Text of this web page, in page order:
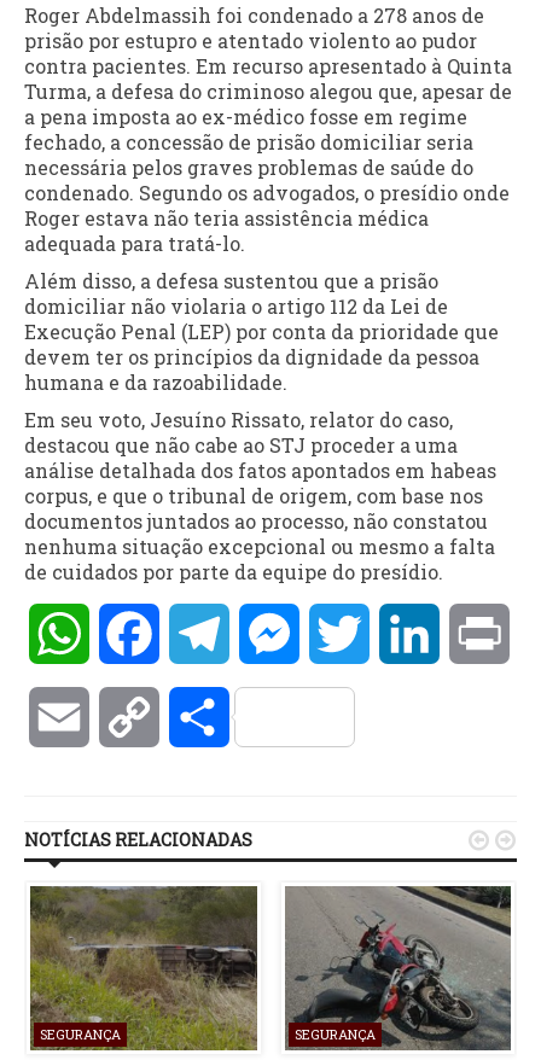
Roger Abdelmassih foi condenado a 278 anos de
prisão por estupro e atentado violento ao pudor
contra pacientes. Em recurso apresentado à Quinta
Turma, a defesa do criminoso alegou que, apesar de
a pena imposta ao ex-médico fosse em regime
fechado, a concessão de prisão domiciliar seria
necessária pelos graves problemas de saúde do
condenado. Segundo os advogados, o presídio onde
Roger estava não teria assistência médica
adequada para tratá-lo.
Além disso, a defesa sustentou que a prisão
domiciliar não violaria o artigo 112 da Lei de
Execução Penal (LEP) por conta da prioridade que
devem ter os princípios da dignidade da pessoa
humana e da razoabilidade.
Em seu voto, Jesuíno Rissato, relator do caso,
destacou que não cabe ao STJ proceder a uma
análise detalhada dos fatos apontados em habeas
corpus, e que o tribunal de origem, com base nos
documentos juntados ao processo, não constatou
nenhuma situação excepcional ou mesmo a falta
de cuidados por parte da equipe do presídio.
WhatsAppFacebookTelegramMessengerTwitter LinkedIn
Email Copy Compartilhar
NOTÍCIAS RELACIONADAS
SEGURANÇA SEGURANÇA
 